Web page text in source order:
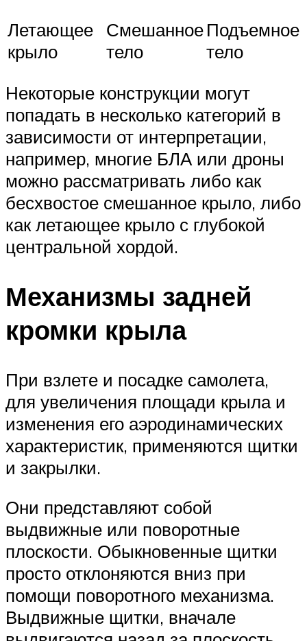
Летающее
крыло
Смешанное
тело
Подъемное
тело
Некоторые конструкции могут
попадать в несколько категорий в
зависимости от интерпретации,
например, многие БЛА или дроны
можно рассматривать либо как
бесхвостое смешанное крыло, либо
как летающее крыло с глубокой
центральной хордой.
Механизмы задней
кромки крыла
При взлете и посадке самолета,
для увеличения площади крыла и
изменения его аэродинамических
характеристик, применяются щитки
и закрылки.
Они представляют собой
выдвижные или поворотные
плоскости. Обыкновенные щитки
просто отклоняются вниз при
помощи поворотного механизма.
Выдвижные щитки, вначале